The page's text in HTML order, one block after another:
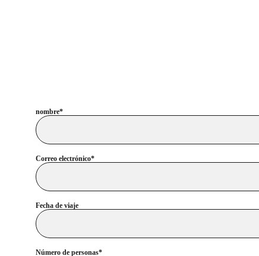
nombre*
Correo electrónico*
Fecha de viaje
Número de personas*